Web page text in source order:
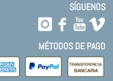
SÍGUENOS
MÉTODOS DE PAGO